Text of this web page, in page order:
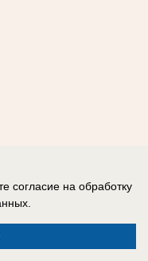
согласие на обработку